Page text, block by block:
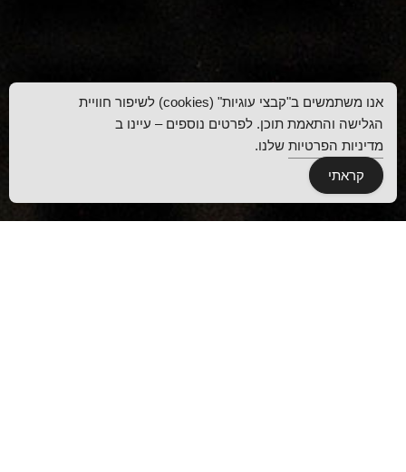
אנו משתמשים ב"קבצי עוגיות" (cookies) לשיפור חוויית
הגלישה והתאמת תוכן. לפרטים נוספים – עיינו ב
מדיניות הפרטיות שלנו.
קראתי